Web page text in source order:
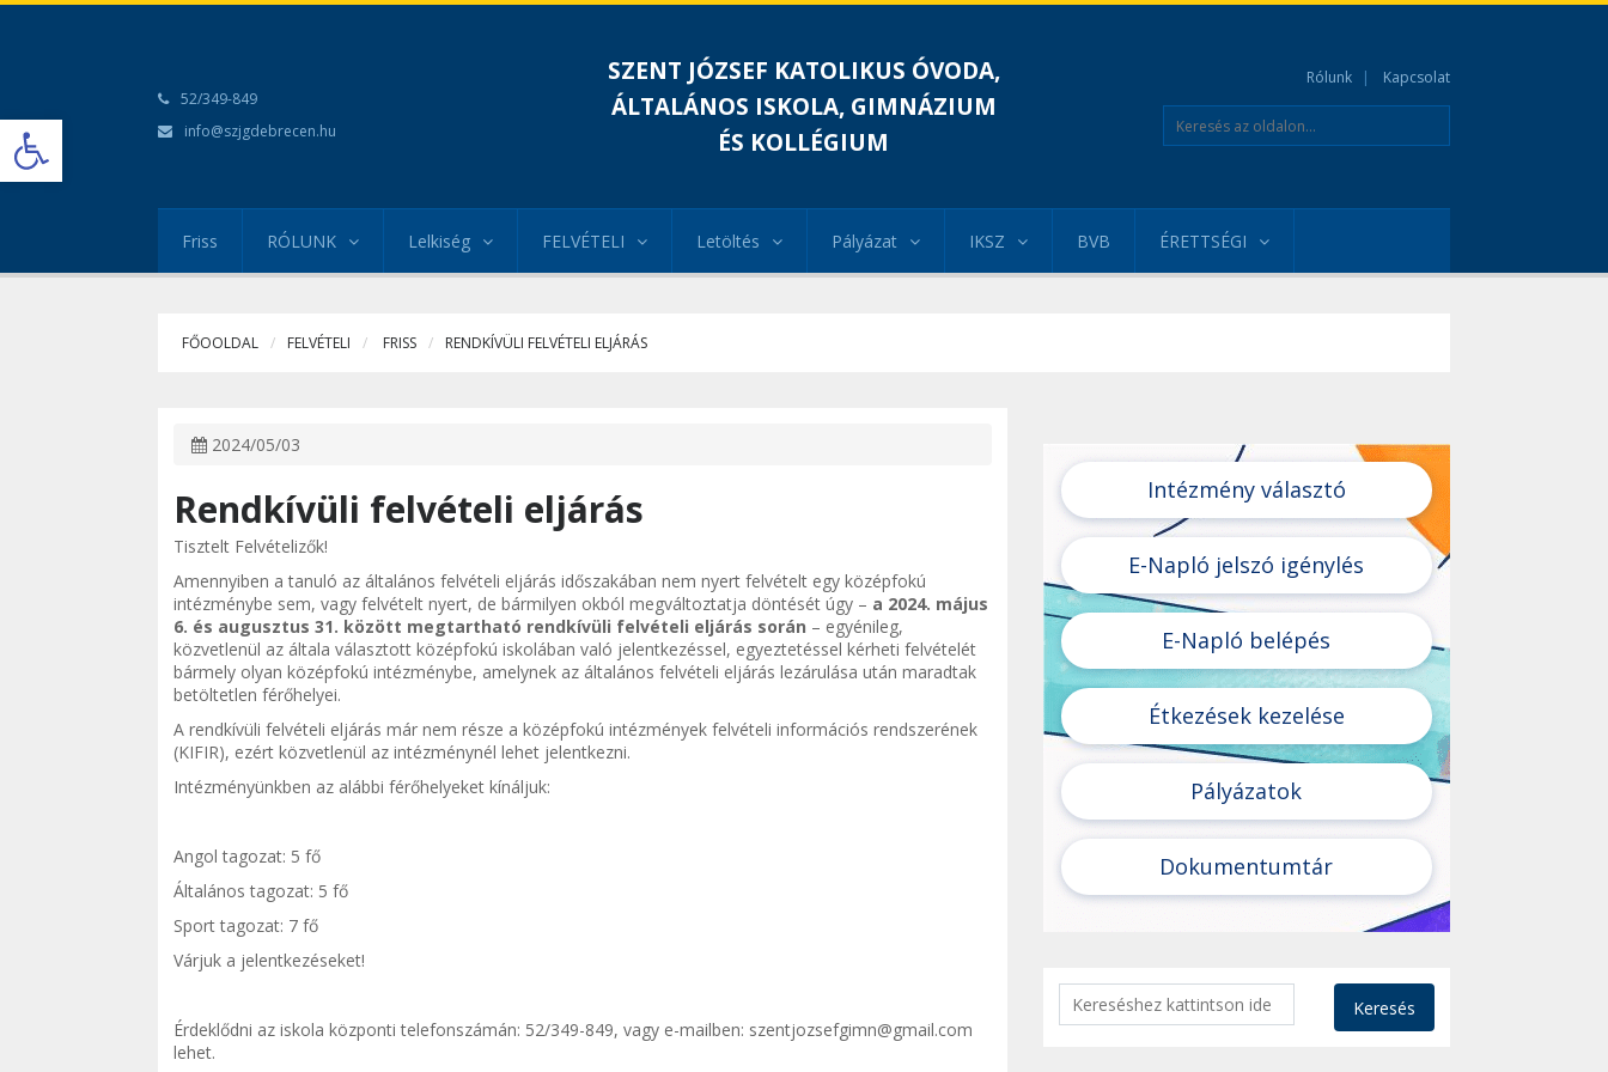
Open toolbar
52/349-849
info@szjgdebrecen.hu
SZENT JÓZSEF KATOLIKUS ÓVODA,
ÁLTALÁNOS ISKOLA, GIMNÁZIUM
ÉS KOLLÉGIUM
Rólunk Kapcsolat
Friss RÓLUNK Lelkiség FELVÉTELI Letöltés Pályázat IKSZ BVB ÉRETTSÉGI
FŐOOLDAL FELVÉTELI FRISS RENDKÍVÜLI FELVÉTELI ELJÁRÁS
2024/05/03
Rendkívüli felvételi eljárás
Tisztelt Felvételizők!
Amennyiben a tanuló az általános felvételi eljárás időszakában nem nyert felvételt egy középfokú
intézménybe sem, vagy felvételt nyert, de bármilyen okból megváltoztatja döntését úgy – a 2024. május
6. és augusztus 31. között megtartható rendkívüli felvételi eljárás során – egyénileg,
közvetlenül az általa választott középfokú iskolában való jelentkezéssel, egyeztetéssel kérheti felvételét
bármely olyan középfokú intézménybe, amelynek az általános felvételi eljárás lezárulása után maradtak
betöltetlen férőhelyei.
A rendkívüli felvételi eljárás már nem része a középfokú intézmények felvételi információs rendszerének
(KIFIR), ezért közvetlenül az intézménynél lehet jelentkezni.
Intézményünkben az alábbi férőhelyeket kínáljuk:
Angol tagozat: 5 fő
Általános tagozat: 5 fő
Sport tagozat: 7 fő
Várjuk a jelentkezéseket!
Érdeklődni az iskola központi telefonszámán: 52/349-849, vagy e-mailben: szentjozsefgimn@gmail.com
lehet.
Intézmény választó
E-Napló jelszó igénylés
E-Napló belépés
Étkezések kezelése
Pályázatok
Dokumentumtár
Keresés